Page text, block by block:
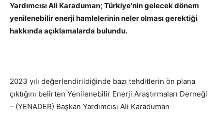
Yardımcısı Ali Karaduman; Türkiye’nin gelecek dönem
yenilenebilir enerji hamlelerinin neler olması gerektiği
hakkında açıklamalarda bulundu.
2023 yılı değerlendirildiğinde bazı tehditlerin ön plana
çıktığını belirten Yenilenebilir Enerji Araştırmaları Derneği
– (YENADER) Başkan Yardımcısı Ali Karaduman